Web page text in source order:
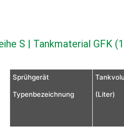
S | Tankmaterial GFK
Sprühgerät
Typenbezeichnung (Liter)